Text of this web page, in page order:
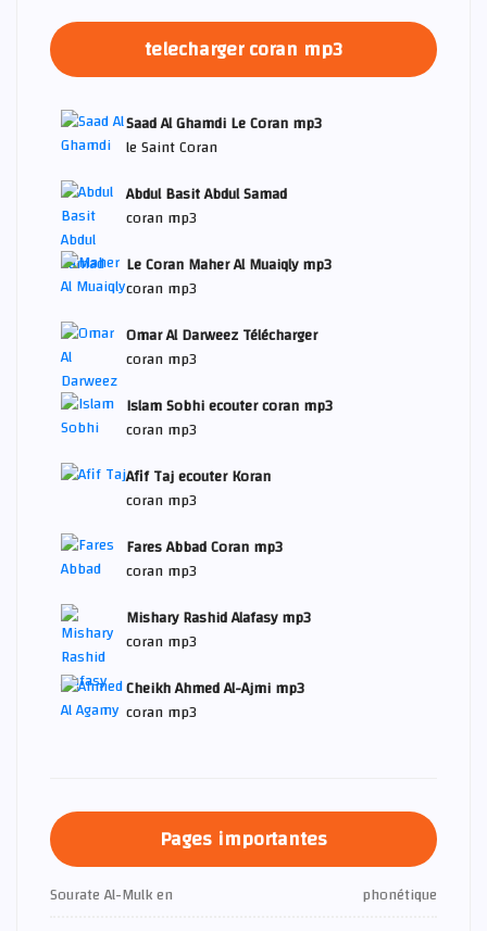
telecharger coran mp3
Saad Al Ghamdi Le Coran mp3
le Saint Coran
Abdul Basit Abdul Samad
coran mp3
Le Coran Maher Al Muaiqly mp3
coran mp3
Omar Al Darweez Télécharger
coran mp3
Islam Sobhi ecouter coran mp3
coran mp3
Afif Taj ecouter Koran
coran mp3
Fares Abbad Coran mp3
coran mp3
Mishary Rashid Alafasy mp3
coran mp3
Cheikh Ahmed Al-Ajmi mp3
coran mp3
Pages importantes
Sourate Al-Mulk en
phonétique